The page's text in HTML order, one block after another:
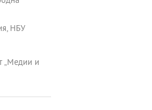
НБУ
„Медии и